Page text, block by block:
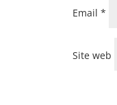
Email *
Site web